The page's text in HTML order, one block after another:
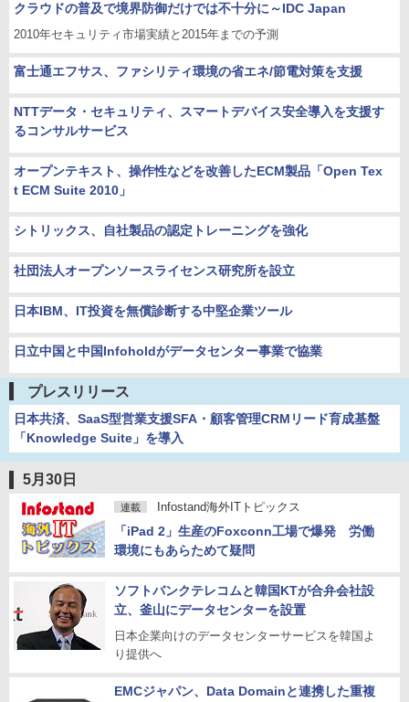
クラウドの普及で境界防御だけでは不十分に～IDC Japan
2010年セキュリティ市場実績と2015年までの予測
富士通エフサス、ファシリティ環境の省エネ/節電対策を支援
NTTデータ・セキュリティ、スマートデバイス安全導入を支援す
るコンサルサービス
オープンテキスト、操作性などを改善したECM製品「Open Tex
t ECM Suite 2010」
シトリックス、自社製品の認定トレーニングを強化
社団法人オープンソースライセンス研究所を設立
日本IBM、IT投資を無償診断する中堅企業ツール
日立中国と中国Infoholdがデータセンター事業で協業
プレスリリース
日本共済、SaaS型営業支援SFA・顧客管理CRMリード育成基盤
「Knowledge Suite」を導入
5月30日
連載 Infostand海外ITトピックス
「iPad 2」生産のFoxconn工場で爆発 労働
環境にもあらためて疑問
ソフトバンクテレコムと韓国KTが合弁会社設
立、釜山にデータセンターを設置
日本企業向けのデータセンターサービスを韓国よ
り提供へ
EMCジャパン、Data Domainと連携した重複